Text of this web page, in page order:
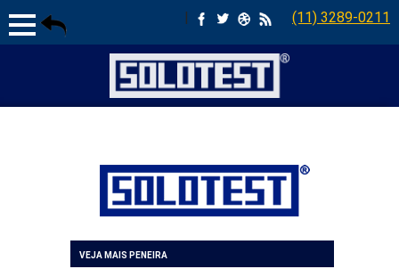
| (11) 3289-0211
VEJA MAIS PENEIRA